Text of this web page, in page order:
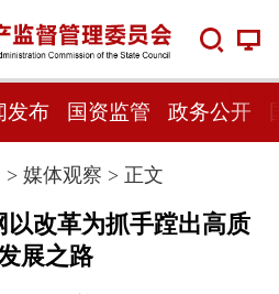
发布 国资监管 政务公开
媒体观察 > 正文
改革为抓手蹚出高质
展之路